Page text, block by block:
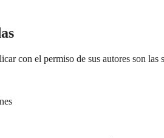
con el permiso de sus autores son las